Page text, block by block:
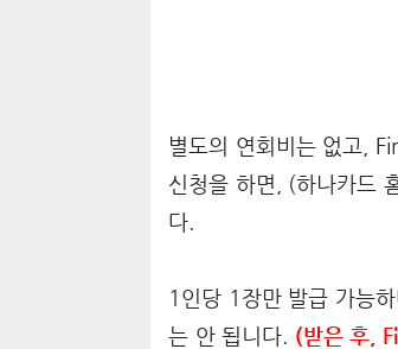
별도의 연회비는 없고,
신청을 하면, (하나카드
다.
1인당 1장만 발급 가능
는 안 됩니다. (받은 후,